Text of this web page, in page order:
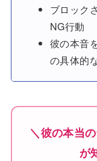
ブロック
NG行動
彼の本音
の具体的
＼彼の本当
が